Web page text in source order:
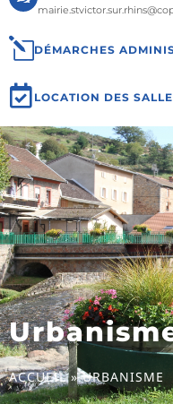
DÉMARCHES
LOCATION DES
ACCUEIL»URBANISME